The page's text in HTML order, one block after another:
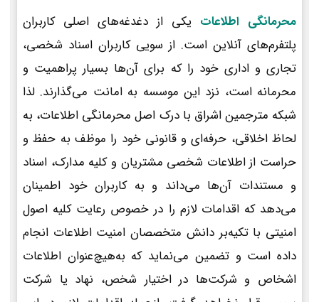
محرمانگی اطلاعات یکی از دغدغه‌های اصلی کاربران
پلتفرم‌های آنلاین است. از سویی کاربران اسناد شخصی،
تجاری و اداری خود را که برای آن‌ها بسیار پراهمیت و
محرمانه است، نزد این موسسه به امانت می‌گذارند. لذا
شبکه مترجمین اشراق با درک اصل محرمانگی اطلاعات، به
لحاظ اخلاقی، حرفه‌ای و قانونی خود را موظف به حفظ و
حراست از اطلاعات شخصی مشتریان و کلیه مدارک، اسناد
و مستندات آن‌ها می‌داند و به کاربران خود اطمینان
می‌دهد که اقدامات لازم را در خصوص رعایت کلیه اصول
امنیتی با تکیه‌بر دانش متخصصان امنیت اطلاعات انجام
داده است و تضمین می‌نماید که به‌هیچ‌عنوان اطلاعات
اشخاص و شرکت‌ها در اختیار شخص، نهاد یا شرکت